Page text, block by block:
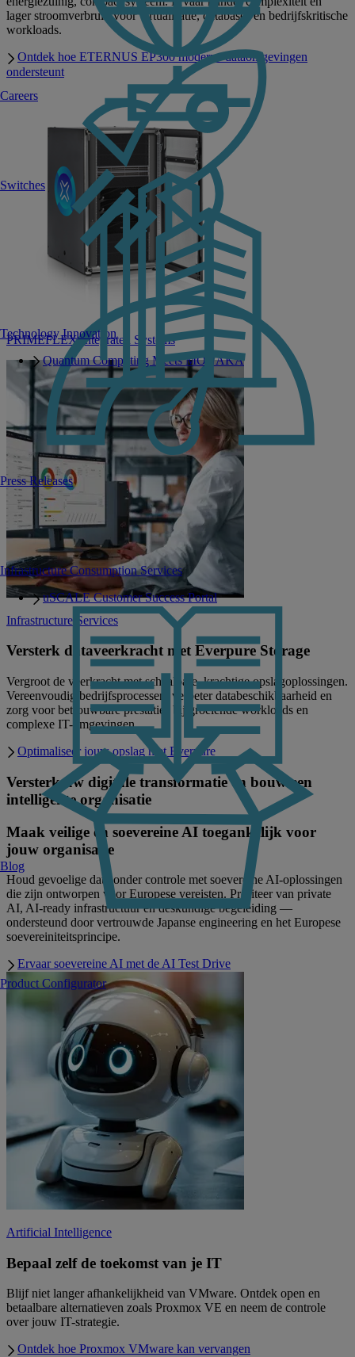
Switches
Infrastructure Consumption Services
uSCALE Customer Success Portal
Product Configurator
Technology Innovation
Quantum Computing Meets MONAKA
Careers
Press Releases
Blog
lager stroomverbruik voor virtualisatie, databases en bedrijfskritische
workloads.
Ontdek hoe ETERNUS EP300 moderne dataomgevingen
ondersteunt
PRIMEFLEX Integrated Systems
Infrastructure Services
Versterk dataveerkracht met Everpure Storage
Vergroot de veerkracht met schaalbare, krachtige opslagoplossingen.
Vereenvoudig bedrijfsprocessen, verbeter databeschikbaarheid en
zorg voor betrouwbare prestaties bij groeiende workloads en
complexe IT-omgevingen.
Optimaliseer jouw opslag met Everpure
Versterk uw digitale transformatie en bouw een
intelligente organisatie
Maak veilige en soevereine AI toegankelijk voor
jouw organisatie
Houd gevoelige data onder controle met soevereine AI-oplossingen
die zijn ontworpen voor Europese vereisten. Profiteer van private
AI, AI-ready infrastructuur en deskundige begeleiding —
ondersteund door vertrouwde Japanse engineering en het Europese
soevereiniteitsprincipe.
Ervaar soevereine AI met de AI Test Drive
Artificial Intelligence
Bepaal zelf de toekomst van je IT
Blijf niet langer afhankelijkheid van VMware. Ontdek open en
betaalbare alternatieven zoals Proxmox VE en neem de controle
over jouw IT-strategie.
Ontdek hoe Proxmox VMware kan vervangen